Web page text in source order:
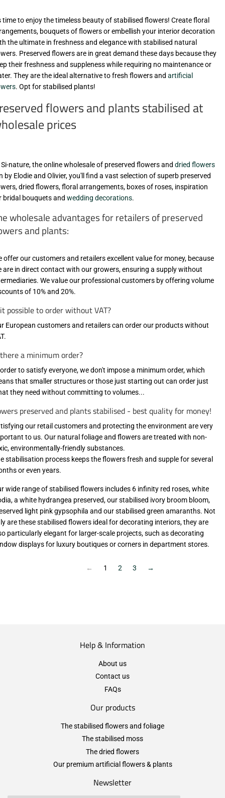
time to enjoy the timeless beauty of stabilised flowers! Create floral
bouquets of flowers or embellish your interior decoration
the ultimate in freshness and elegance with stabilised natural
Preserved flowers are in great demand these days because they
their freshness and suppleness while requiring no maintenance or
They are the ideal alternative to fresh flowers and artificial
. Opt for stabilised plants!
flowers and plants stabilised at
prices
nature, the online wholesale of preserved flowers and dried flowers
by Elodie and Olivier, you'll find a vast selection of superb preserved
dried flowers, floral arrangements, boxes of roses, inspiration
bridal bouquets and wedding decorations.
wholesale advantages for retailers of preserved
and plants:
offer our customers and retailers excellent value for money, because
are in direct contact with our growers, ensuring a supply without
We value our professional customers by offering volume
of 10% and 20%.
possible to order without VAT?
European customers and retailers can order our products without
a minimum order?
to satisfy everyone, we don't impose a minimum order, which
that smaller structures or those just starting out can order just
they need without committing to volumes...
preserved and plants stabilised - best quality for money!
our retail customers and protecting the environment are very
to us. Our natural foliage and flowers are treated with non-
environmentally-friendly substances.
stabilisation process keeps the flowers fresh and supple for several
or even years.
wide range of stabilised flowers includes 6 infinity red roses, white
a white hydrangea preserved, our stabilised ivory broom bloom,
light pink gypsophila and our stabilised green amaranths. Not
are these stabilised flowers ideal for decorating interiors, they are
particularly elegant for larger-scale projects, such as decorating
displays for luxury boutiques or corners in department stores.
← 1 2 3 →
Help & Information
About us
Contact us
FAQs
Our products
The stabilised flowers and foliage
The stabilised moss
The dried flowers
Our premium artificial flowers & plants
Newsletter